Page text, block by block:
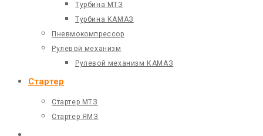
Турбина МТЗ
Турбина КАМАЗ
Пневмокомпрессор
Рулевой механизм
Рулевой механизм КАМАЗ
Стартер
Стартер МТЗ
Стартер ЯМЗ